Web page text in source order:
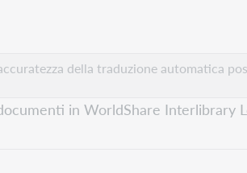
della traduzione automatica
in WorldShare Interlibrary